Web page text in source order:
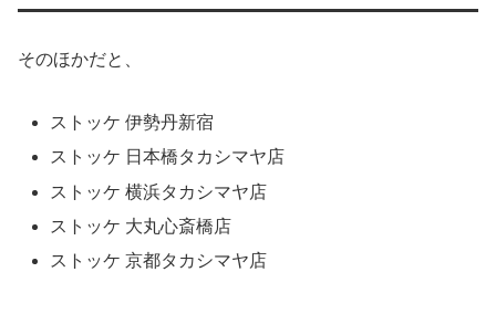
そのほかだと、
ストッケ 伊勢丹新宿
ストッケ 日本橋タカシマヤ店
ストッケ 横浜タカシマヤ店
ストッケ 大丸心斎橋店
ストッケ 京都タカシマヤ店